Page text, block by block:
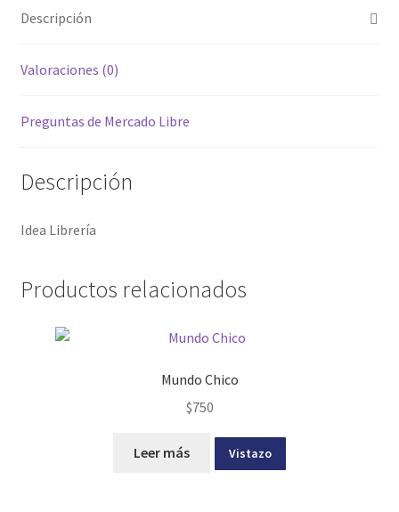
Descripción
Valoraciones (0)
Preguntas de Mercado Libre
Descripción
Idea Librería
Productos relacionados
Mundo Chico
$750
Leer más Vistazo